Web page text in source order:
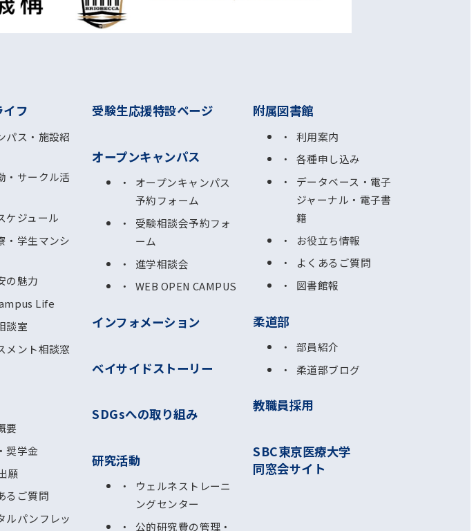
フ
パス・施設紹
・サークル活
ケジュール
・学生マンシ
の魅力
Life
談室
メント相談窓
要
奨学金
願
るご質問
ルパンフレッ
受験生応援特設ページ
オープンキャンパス
オープンキャンパス
予約フォーム
受験相談会予約フォ
ーム
進学相談会
WEB OPEN CAMPUS
インフォメーション
ベイサイドストーリー
SDGsへの取り組み
研究活動
ウェルネストレーニ
ングセンター
公的研究費の管理・
附属図書館
利用案内
各種申し込み
データベース・電子
ジャーナル・電子書
籍
お役立ち情報
よくあるご質問
図書館報
柔道部
部員紹介
柔道部ブログ
教職員採用
SBC東京医療大学
同窓会サイト